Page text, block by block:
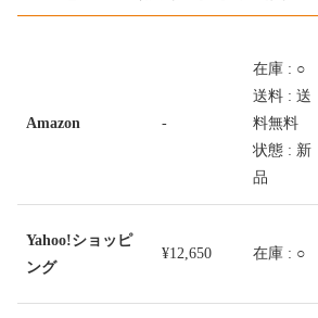
Amazon -
在庫 : ○
送料 : 送
料無料
状態 : 新
品
Yahoo!ショッピ
ング
¥12,650 在庫 : ○